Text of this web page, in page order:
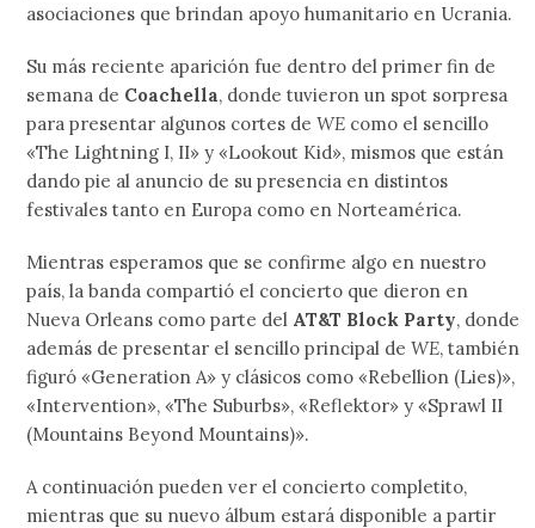
asociaciones que brindan apoyo humanitario en Ucrania.
Su más reciente aparición fue dentro del primer fin de
semana de Coachella, donde tuvieron un spot sorpresa
para presentar algunos cortes deWE como el sencillo
«The Lightning I, II» y «Lookout Kid», mismos que están
dando pie al anuncio de su presencia en distintos
festivales tanto en Europa como en Norteamérica.
Mientras esperamos que se confirme algo en nuestro
país, la banda compartió el concierto que dieron en
Nueva Orleans como parte del AT&T Block Party, donde
además de presentar el sencillo principal deWE, también
figuró «Generation A» y clásicos como «Rebellion (Lies)»,
«Intervention», «The Suburbs», «Reflektor» y «Sprawl II
(Mountains Beyond Mountains)».
A continuación pueden ver el concierto completito,
mientras que su nuevo álbum estará disponible a partir